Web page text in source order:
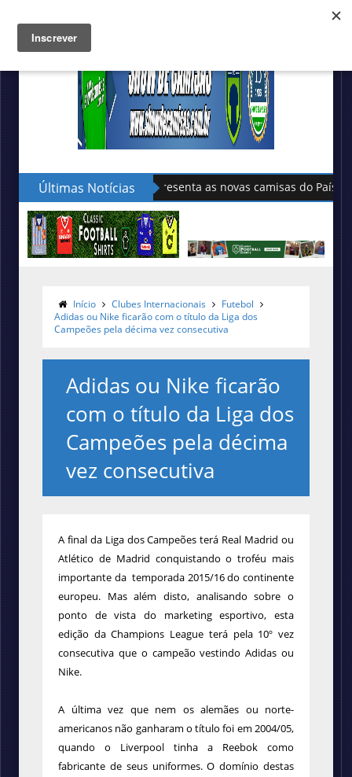
Últimas Notícias
Sudu apresenta as novas camisas do País de Gales
Início Clubes Internacionais
Futebol
Adidas ou Nike ficarão com o título da Liga dos
Campeões pela décima vez consecutiva
Adidas ou Nike ficarão
com o título da Liga dos
Campeões pela décima
vez consecutiva
A final da Liga dos Campeões terá Real Madrid ou
Atlético de Madrid conquistando o troféu mais
importante da temporada 2015/16 do continente
europeu. Mas além disto, analisando sobre o
ponto de vista do marketing esportivo, esta
edição da Champions League terá pela 10º vez
consecutiva que o campeão vestindo Adidas ou
Nike.
A última vez que nem os alemães ou norte-
americanos não ganharam o título foi em 2004/05,
quando o Liverpool tinha a Reebok como
fabricante de seus uniformes. O domínio destas